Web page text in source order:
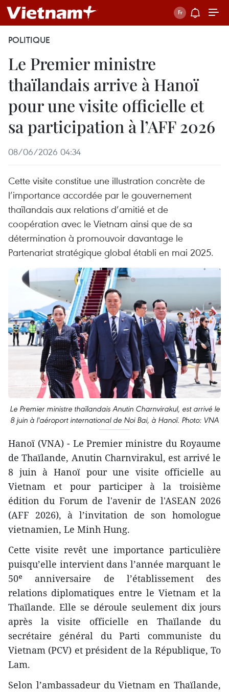
POLITIQUE
Le Premier ministre
thaïlandais arrive à Hanoï
pour une visite officielle et
sa participation à l’AFF 2026
08/06/2026 04:34
Cette visite constitue une illustration concrète de
l’importance accordée par le gouvernement
thaïlandais aux relations d’amitié et de
coopération avec le Vietnam ainsi que de sa
détermination à promouvoir davantage le
Partenariat stratégique global établi en mai 2025.
Le Premier ministre thaïlandais Anutin Charnvirakul, est arrivé le
8 juin à l'aéroport international de Noi Bai, à Hanoï. Photo: VNA
Hanoï (VNA) - Le Premier ministre du Royaume
de Thaïlande, Anutin Charnvirakul, est arrivé le
8 juin à Hanoï pour une visite officielle au
Vietnam et pour participer à la troisième
édition du Forum de l'avenir de l'ASEAN 2026
(AFF 2026), à l’invitation de son homologue
vietnamien, Le Minh Hung.
Cette visite revêt une importance particulière
puisqu’elle intervient dans l’année marquant le
50ᵉ anniversaire de l’établissement des
relations diplomatiques entre le Vietnam et la
Thaïlande. Elle se déroule seulement dix jours
après la visite officielle en Thaïlande du
secrétaire général du Parti communiste du
Vietnam (PCV) et président de la République, To
Lam.
Selon l’ambassadeur du Vietnam en Thaïlande,